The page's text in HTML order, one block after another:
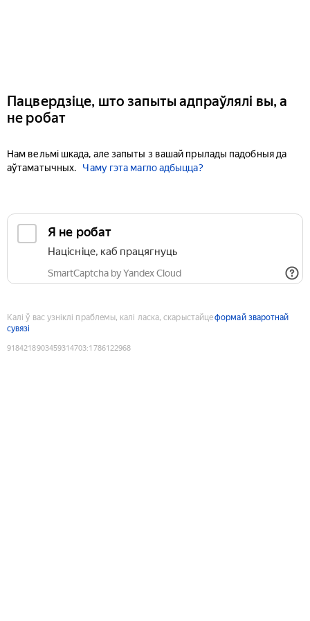
Пацвердзіце, што запыты адпраўлялі вы, а
не робат
Нам вельмі шкада, але запыты з вашай прылады падобныя да
аўтаматычных.
Чаму гэта магло адбыцца?
Я не робат
Націсніце, каб працягнуць
SmartCaptcha by Yandex Cloud
Калі ў вас узніклі праблемы, калі ласка, скарыстайцеформай зваротнай
сувязі
9184218903459314703:1786122968